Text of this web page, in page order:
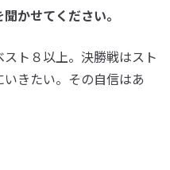
かせてください。
ト８以上。決勝戦はスト
きたい。その自信はあ